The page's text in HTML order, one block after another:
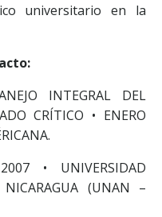
universitario en la
INTEGRAL DEL
CRÍTICO • ENERO
• UNIVERSIDAD
(UNAN –